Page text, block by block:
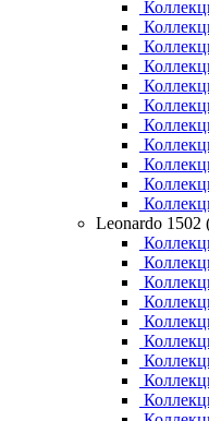
Leonardo 1502